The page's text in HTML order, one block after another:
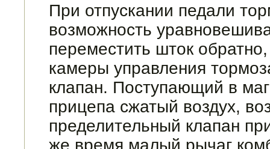
При отпускании педали
возможность
переместить шток
камеры управления
клапан. Поступающий в
прицепа сжатый воздух,
пределительный клапан
же время малый рычаг